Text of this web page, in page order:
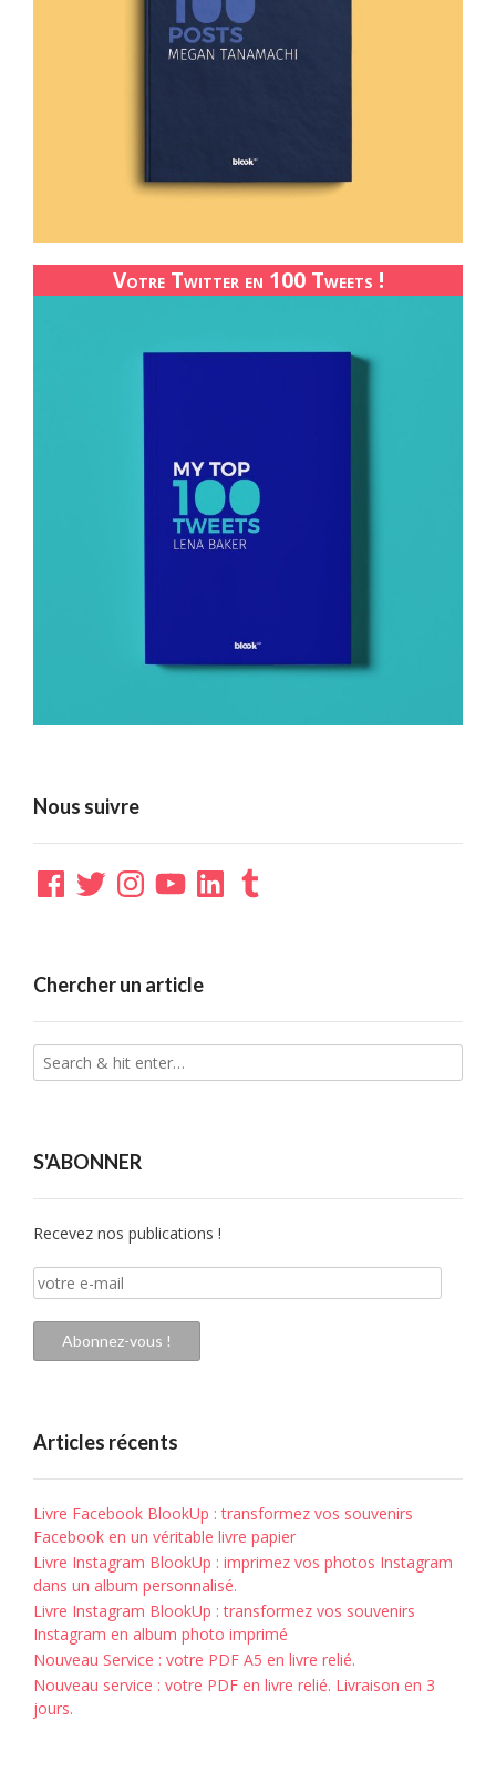
Votre Twitter en 100 Tweets !
Nous suivre
Facebook
TwitterInstagramYouTubeLinkedInTumblr
Chercher un article
S'ABONNER
Recevez nos publications !
votre
e-
mail
Abonnez-vous !
Articles récents
Livre Facebook BlookUp : transformez vos souvenirs
Facebook en un véritable livre papier
Livre Instagram BlookUp : imprimez vos photos Instagram
dans un album personnalisé.
Livre Instagram BlookUp : transformez vos souvenirs
Instagram en album photo imprimé
Nouveau Service : votre PDF A5 en livre relié.
Nouveau service : votre PDF en livre relié. Livraison en 3
jours.